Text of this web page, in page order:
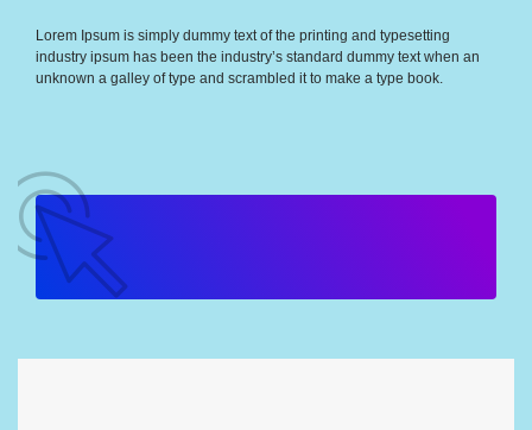
Lorem Ipsum is simply dummy text of the printing and typesetting
industry ipsum has been the industry’s standard dummy text when an
unknown a galley of type and scrambled it to make a type book.